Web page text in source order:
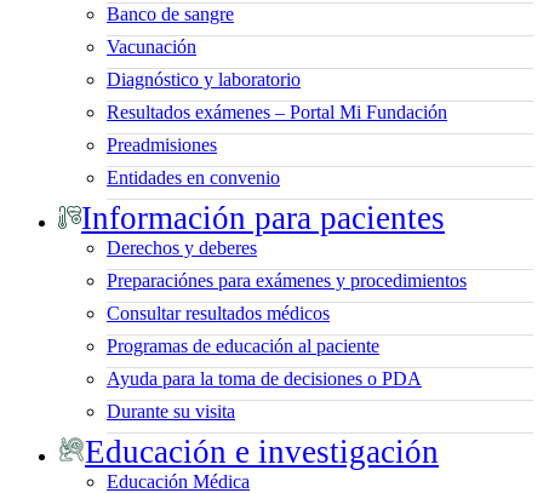
Banco de sangre
Vacunación
Diagnóstico y laboratorio
Resultados exámenes – Portal Mi Fundación
Preadmisiones
Entidades en convenio
Información para pacientes
Derechos y deberes
Preparaciónes para exámenes y procedimientos
Consultar resultados médicos
Programas de educación al paciente
Ayuda para la toma de decisiones o PDA
Durante su visita
Educación e investigación
Educación Médica